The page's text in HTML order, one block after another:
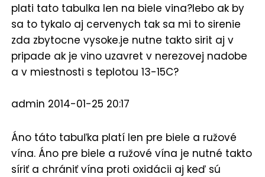
plati tato tabulka len na biele vina?lebo ak by
sa to tykalo aj cervenych tak sa mi to sirenie
zda zbytocne vysoke.je nutne takto sirit aj v
pripade ak je vino uzavret v nerezovej nadobe
a v miestnosti s teplotou 13-15C?
admin 2014-01-25 20:17
Áno táto tabuľka platí len pre biele a ružové
vína. Áno pre biele a ružové vína je nutné takto
síriť a chrániť vína proti oxidácii aj keď sú